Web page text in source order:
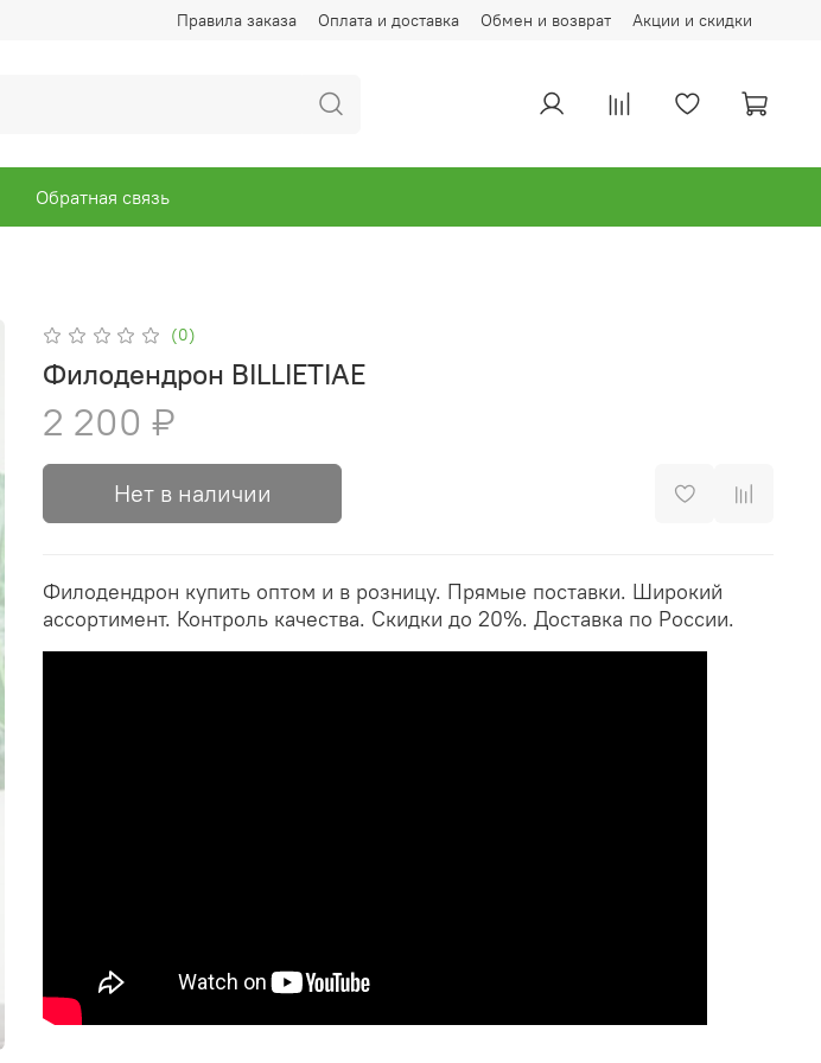
Правила заказа Оплата и доставка Обмен и возврат Акции и скидки
Обратная связь
(0)
Филодендрон BILLIETIAE
2 200 ₽
Нет в наличии
Филодендрон купить оптом и в розницу. Прямые поставки. Широкий
ассортимент. Контроль качества. Скидки до 20%. Доставка по России.